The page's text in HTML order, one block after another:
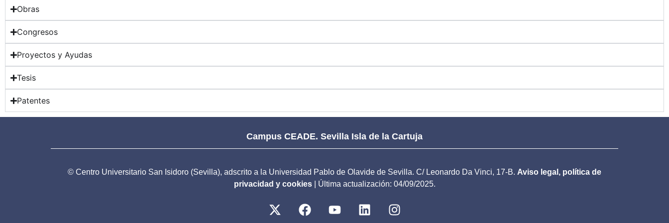
Obras
Congresos
Proyectos y Ayudas
Tesis
Patentes
Campus CEADE. Sevilla Isla de la Cartuja
© Centro Universitario San Isidoro (Sevilla), adscrito a la Universidad Pablo de Olavide de Sevilla. C/ Leonardo Da Vinci, 17-B. Aviso legal, política de
privacidad y cookies
| Última actualización: 04/09/2025.